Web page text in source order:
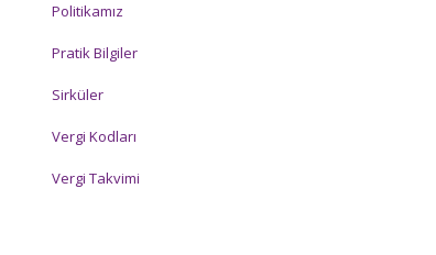
Politikamız
Pratik Bilgiler
Sirküler
Vergi Kodları
Vergi Takvimi